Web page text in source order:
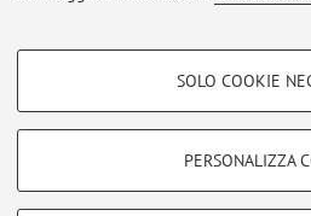
COOKIE DI PROFILAZIONE -
SOLO COOKIE
PERSONALIZZA
Area riservata
Accedi tramiteloginper gestire tutti i